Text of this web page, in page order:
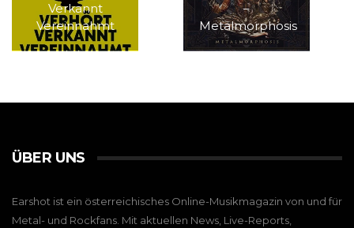
Verkannt
Vereinnahmt
–
Metalmorphosis
ÜBER UNS
Earshot ist ein österreichisches Online-Musikmagazin von und für
Metal- und Rockfans. Mit aktuellen News, Live-Reports,